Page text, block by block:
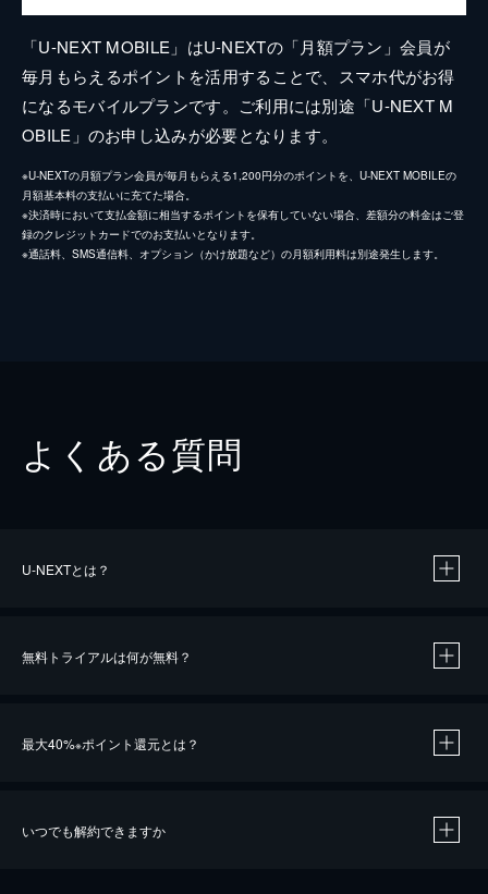
「U-NEXT MOBILE」はU-NEXTの「月額プラン」会員が
毎月もらえるポイントを活用することで、スマホ代がお得
になるモバイルプランです。ご利用には別途「U-NEXT M
OBILE」のお申し込みが必要となります。
※U-NEXTの月額プラン会員が毎月もらえる1,200円分のポイントを、U-NEXT MOBILEの
月額基本料の支払いに充てた場合。
※決済時において支払金額に相当するポイントを保有していない場合、差額分の料金はご登
録のクレジットカードでのお支払いとなります。
※通話料、SMS通信料、オプション（かけ放題など）の月額利用料は別途発生します。
よくある質問
U-NEXTとは？
無料トライアルは何が無料？
最大40%※ポイント還元とは？
いつでも解約できますか